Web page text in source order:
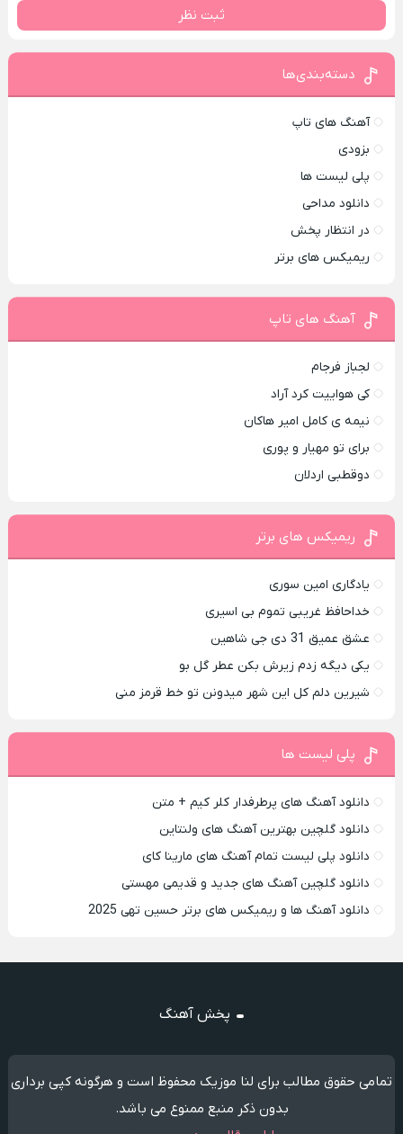
ثبت نظر
دسته‌بندی‌ها
آهنگ های تاپ
بزودی
پلی لیست ها
دانلود مداحی
در انتظار پخش
ریمیکس های برتر
آهنگ های تاپ
لجباز فرجام
کی هواییت کرد آراد
نیمه ی کامل امیر هاکان
برای تو مهیار و پوری
دوقطبی اردلان
ریمیکس های برتر
یادگاری امین سوری
خداحافظ غریبی تموم بی اسیری
عشق عمیق 31 دی جی شاهین
یکی دیگه زدم زیرش بکن عطر گل بو
شیرین دلم کل این شهر میدونن تو خط قرمز منی
پلی لیست ها
دانلود آهنگ های پرطرفدار کلر کیم + متن
دانلود گلچین بهترین آهنگ های ولنتاین
دانلود پلی لیست تمام آهنگ های مارینا کای
دانلود گلچین آهنگ های جدید و قدیمی مهستی
دانلود آهنگ ها و ریمیکس های برتر حسین تهی 2025
پخش آهنگ
تمامی حقوق مطالب برای لنا موزیک محفوظ است و هرگونه کپی برداری
بدون ذکر منبع ممنوع می باشد.